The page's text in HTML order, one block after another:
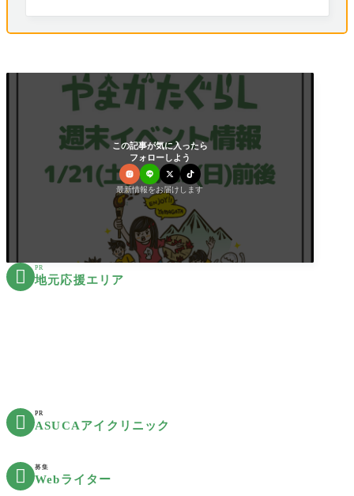
この記事が気に入ったら
フォローしよう
最新情報をお届けします
 PR
地元応援エリア
 PR
ASUCAアイクリニック
 募集
Webライター